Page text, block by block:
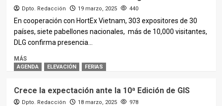
Dpto. Redacción 19 marzo, 2025 440
En cooperación con HortEx Vietnam, 303 expositores de 30
países, siete pabellones nacionales, más de 10,000 visitantes,
DLG confirma presencia...
MÁS
AGENDA ELEVACIÓN FERIAS
Crece la expectación ante la 10ª Edición de GIS
Dpto. Redacción 18 marzo, 2025 978